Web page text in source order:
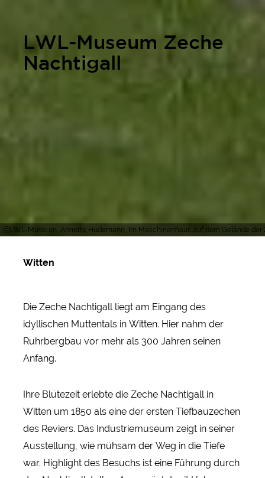
LWL-Museum, Annette Hudemann, Im Maschinenhaus auf dem Gelände
LWL-Museum Zeche
Nachtigall
Witten
Die Zeche Nachtigall liegt am Eingang des
idyllischen Muttentals in Witten. Hier nahm der
Ruhrbergbau vor mehr als 300 Jahren seinen
Anfang.
Ihre Blütezeit erlebte die Zeche Nachtigall in
Witten um 1850 als eine der ersten Tiefbauzechen
des Reviers. Das Industriemuseum zeigt in seiner
Ausstellung, wie mühsam der Weg in die Tiefe
war. Highlight des Besuchs ist eine Führung durch